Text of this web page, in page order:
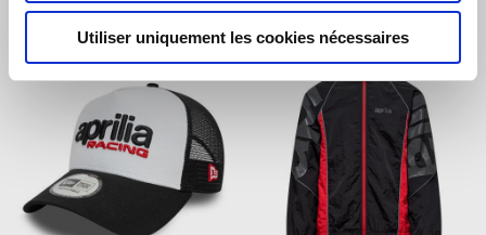
Utiliser uniquement les cookies nécessaires
€ 30